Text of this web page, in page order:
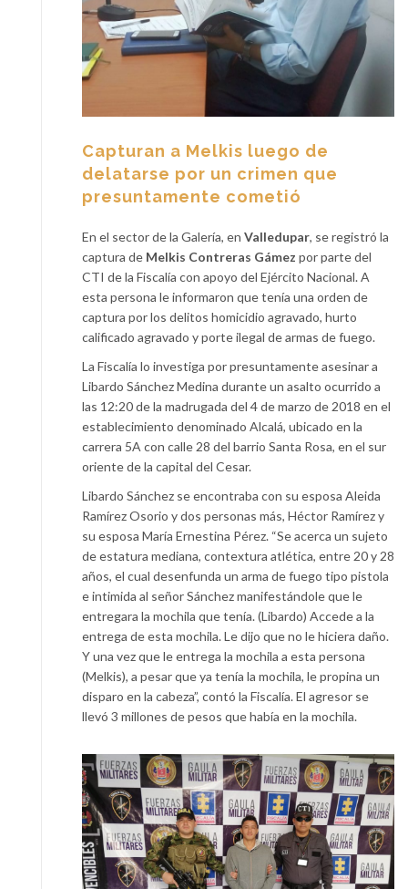
Capturan a Melkis luego de
delatarse por un crimen que
presuntamente cometió
En el sector de la Galería, en Valledupar, se registró la
captura de Melkis Contreras Gámez por parte del
CTI de la Fiscalía con apoyo del Ejército Nacional. A
esta persona le informaron que tenía una orden de
captura por los delitos homicidio agravado, hurto
calificado agravado y porte ilegal de armas de fuego.
La Fiscalía lo investiga por presuntamente asesinar a
Libardo Sánchez Medina durante un asalto ocurrido a
las 12:20 de la madrugada del 4 de marzo de 2018 en el
establecimiento denominado Alcalá, ubicado en la
carrera 5A con calle 28 del barrio Santa Rosa, en el sur
oriente de la capital del Cesar.
Libardo Sánchez se encontraba con su esposa Aleida
Ramírez Osorio y dos personas más, Héctor Ramírez y
su esposa María Ernestina Pérez. “Se acerca un sujeto
de estatura mediana, contextura atlética, entre 20 y 28
años, el cual desenfunda un arma de fuego tipo pistola
e intimida al señor Sánchez manifestándole que le
entregara la mochila que tenía. (Libardo) Accede a la
entrega de esta mochila. Le dijo que no le hiciera daño.
Y una vez que le entrega la mochila a esta persona
(Melkis), a pesar que ya tenía la mochila, le propina un
disparo en la cabeza”, contó la Fiscalía. El agresor se
llevó 3 millones de pesos que había en la mochila.